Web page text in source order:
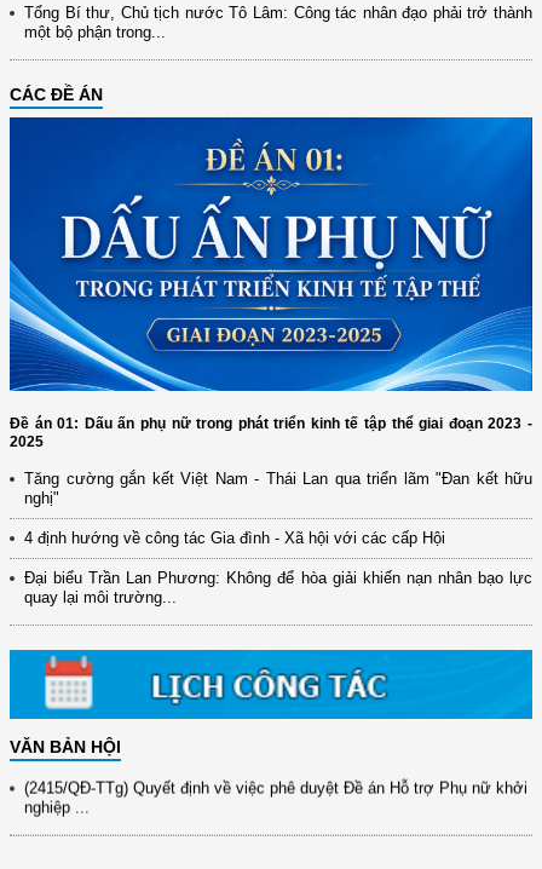
Tổng Bí thư, Chủ tịch nước Tô Lâm: Công tác nhân đạo phải trở thành
một bộ phận trong...
CÁC ĐỀ ÁN
Đề án 01: Dấu ấn phụ nữ trong phát triển kinh tế tập thể giai đoạn 2023 -
2025
Tăng cường gắn kết Việt Nam - Thái Lan qua triển lãm "Đan kết hữu
nghị"
4 định hướng về công tác Gia đình - Xã hội với các cấp Hội
Đại biểu Trần Lan Phương: Không để hòa giải khiến nạn nhân bạo lực
quay lại môi trường...
VĂN BẢN HỘI
(12/TB-HĐKH) V/v đăng ký, đề xuất nhiệm vụ Khoa học, công nghệ và
đổi mới ...
(898/KH/ĐCT) Kế hoạch thực hiện Quyết định số 2415/QĐ-TTg ngày
(417/QĐ-BNNMT) Quyết định phê duyệt Chương trình mục tiêu quốc gia
xây dựng ...
(891/KH-ĐCT) Kế hoạch thực hiện Nghị quyết số 72-NQ/TW ngày
nghiệp ...